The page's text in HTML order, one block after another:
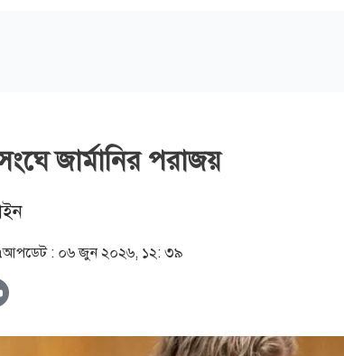
জার্মানির পরাজয়
আপডেট : ০৬ জুন ২০২৬, ১২: ৩৯